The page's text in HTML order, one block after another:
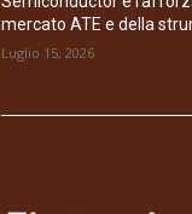
mercato ATE e della
Luglio 15, 2026